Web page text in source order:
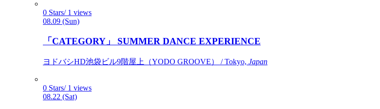
0 Stars/ 1 views
08.09 (Sun)
「CATEGORY」 SUMMER DANCE EXPERIENCE
ヨドバシHD池袋ビル9階屋上（YODO GROOVE） / Tokyo, Japan
0 Stars/ 1 views
08.22 (Sat)